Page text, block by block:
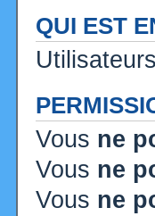
QUI EST
Vous ne
Vous ne
Vous ne